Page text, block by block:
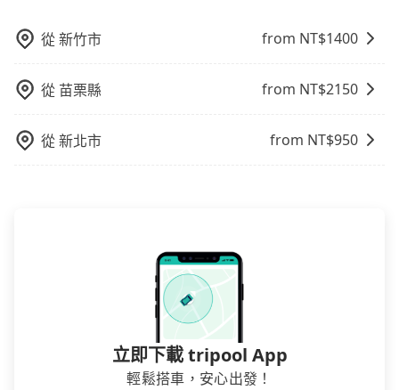
從新竹市 from NT$1400
從 苗栗縣 from NT$2150
從新北市 from NT$950
立即下載 tripool App
輕鬆搭車，安心出發！